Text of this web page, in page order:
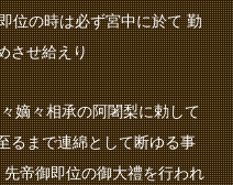
位の時は必ず宮中に於て 勤
させ給えり
嫡々相承の阿闍梨に勅して
るまで連綿として断ゆる事
帝御即位の御大禮を行われ